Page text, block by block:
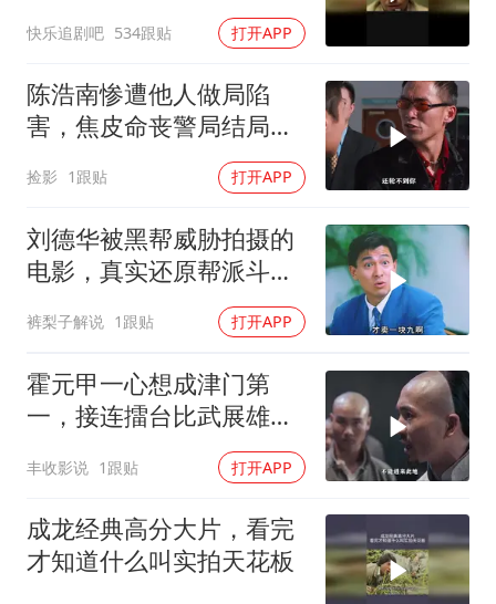
24小时不关空调 电费会更低吗
奋进开新局 实干挑大梁
快乐追剧吧 534跟贴 打开APP
陈浩南惨遭他人做局陷
害，焦皮命丧警局结局悲
惨，江湖风云暗藏多少阴
谋
捡影 1跟贴 打开APP
刘德华被黑帮威胁拍摄的
电影，真实还原帮派斗
裤梨子解说 1跟贴 打开APP
霍元甲一心想成津门第
一，接连擂台比武展雄
心，胜负结局引关注
丰收影说 1跟贴 打开APP
成龙经典高分大片，看完
才知道什么叫实拍天花板